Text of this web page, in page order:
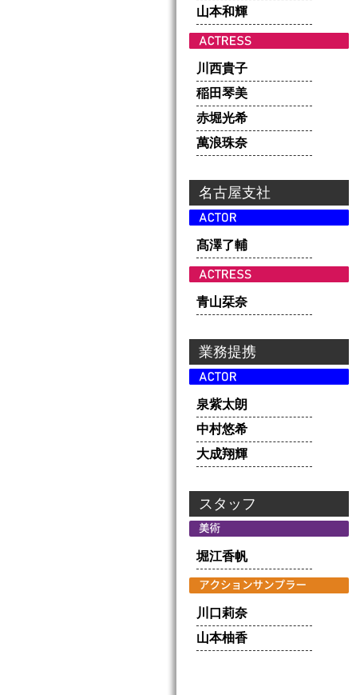
山本和輝
川西貴子
稲田琴美
赤堀光希
萬浪珠奈
名古屋支社
髙澤了輔
青山栞奈
業務提携
泉紫太朗
中村悠希
大成翔輝
スタッフ
堀江香帆
川口莉奈
山本柚香